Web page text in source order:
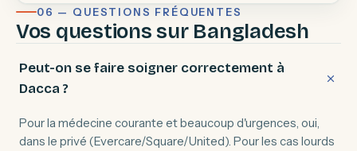
06 — QUESTIONS FRÉQUENTES
Vos questions sur Bangladesh
Peut-on se faire soigner correctement à
Dacca ?
Pour la médecine courante et beaucoup d'urgences, oui,
dans le privé (Evercare/Square/United). Pour les cas lourds